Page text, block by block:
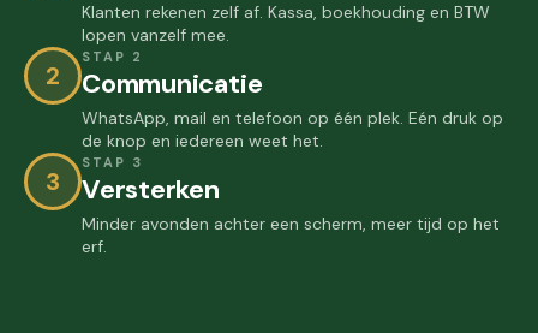
Klanten rekenen zelf af. Kassa, boekhouding en BTW
lopen vanzelf mee.
2
STAP 2
Communicatie
WhatsApp, mail en telefoon op één plek. Eén druk op
de knop en iedereen weet het.
3
STAP 3
Versterken
Minder avonden achter een scherm, meer tijd op het
erf.